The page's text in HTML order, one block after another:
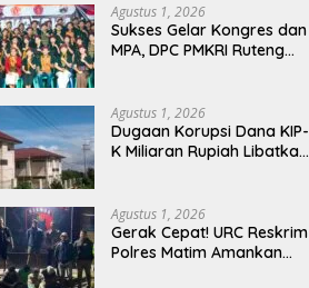
Galong, Kota Komba
Utara
Agustus 1, 2026
Sukses Gelar Kongres dan
MPA, DPC PMKRI Ruteng
Agustus 1, 2026
Dugaan Korupsi Dana KIP-
K Miliaran Rupiah Libatkan
Agustus 1, 2026
Gerak Cepat! URC Reskrim
Polres Matim Amankan